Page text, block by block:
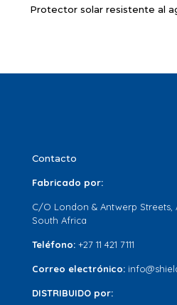
Protector solar resistente al
Contacto
Fabricado por:
C/O London & Antwerp Streets,
South Africa
Teléfono: +27 11 421 7111
Correo electrónico:
DISTRIBUIDO por: